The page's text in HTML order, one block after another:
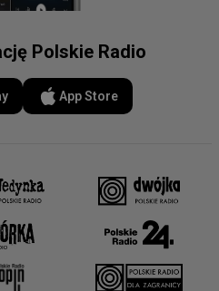
Polskie Radio
App Store